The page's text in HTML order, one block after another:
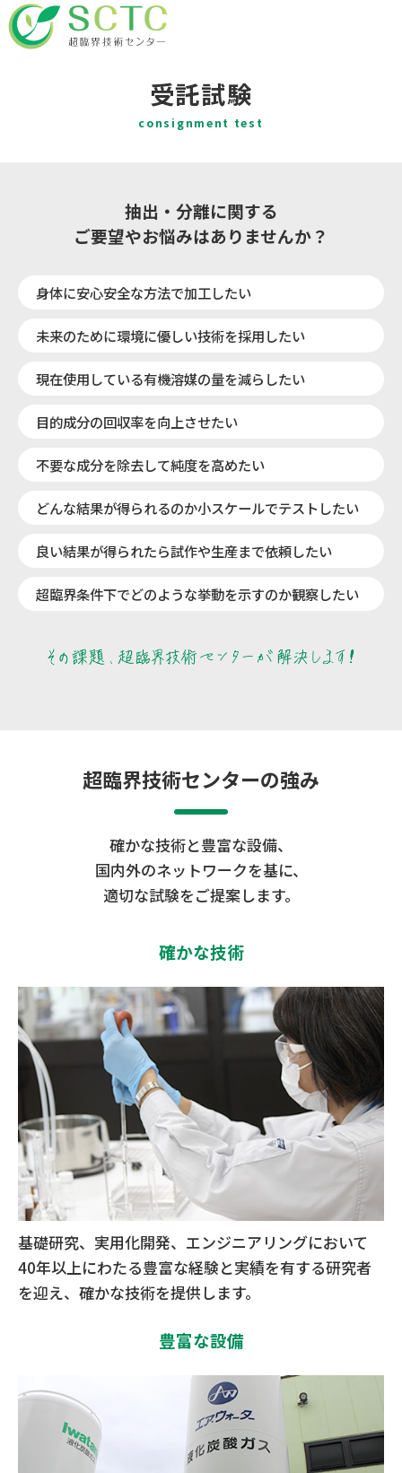
受託試験
consignment test
抽出・分離に関する
ご要望やお悩みはありませんか？
身体に安心安全な方法で加工したい
未来のために環境に優しい技術を採用したい
現在使用している有機溶媒の量を減らしたい
目的成分の回収率を向上させたい
不要な成分を除去して純度を高めたい
どんな結果が得られるのか小スケールでテストしたい
良い結果が得られたら試作や生産まで依頼したい
超臨界条件下でどのような挙動を示すのか観察したい
超臨界技術センターの強み
確かな技術と豊富な設備、
国内外のネットワークを基に、
適切な試験をご提案します。
確かな技術
基礎研究、実用化開発、エンジニアリングにおいて
40年以上にわたる豊富な経験と実績を有する研究者
を迎え、確かな技術を提供します。
豊富な設備